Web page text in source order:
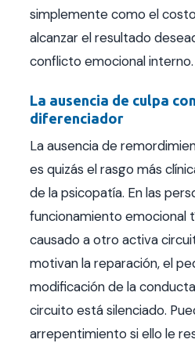
simplemente como el
alcanzar el resultado
conflicto emocional interno.
La ausencia de culpa
diferenciador
La ausencia de
es quizás el rasgo más
de la psicopatía. En las
funcionamiento emocional
causado a otro activa
motivan la reparación, el
modificación de la
circuito está silenciado.
arrepentimiento si ello le